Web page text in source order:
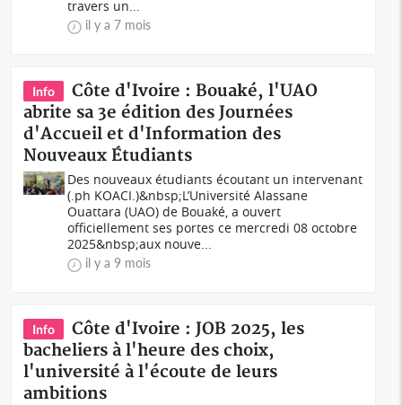
travers un...
il y a 7 mois
Info
Côte d'Ivoire : Bouaké, l'UAO
abrite sa 3e édition des Journées
d'Accueil et d'Information des
Nouveaux Étudiants
Des nouveaux étudiants écoutant un intervenant
(.ph KOACI.)&nbsp;L’Université Alassane
Ouattara (UAO) de Bouaké, a ouvert
officiellement ses portes ce mercredi 08 octobre
2025&nbsp;aux nouve...
il y a 9 mois
Info
Côte d'Ivoire : JOB 2025, les
bacheliers à l'heure des choix,
l'université à l'écoute de leurs
ambitions